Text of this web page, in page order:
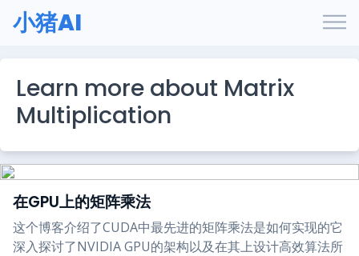
小猪AI
Learn more about Matrix
Multiplication
在GPU上的矩阵乘法
这个博客介绍了CUDA中最先进的矩阵乘法是如何实现的它
深入探讨了NVIDIA GPU的架构以及在其上设计高效算法所